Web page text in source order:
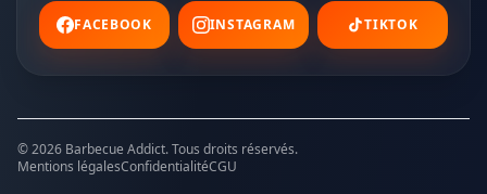
FACEBOOK INSTAGRAM TIKTOK
©2026 Barbecue Addict. Tous droits réservés.
Mentions légalesConfidentialitéCGU